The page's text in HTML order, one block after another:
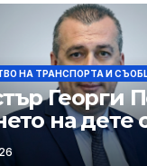
НА ТРАНСПОРТА И
Георги
на дете